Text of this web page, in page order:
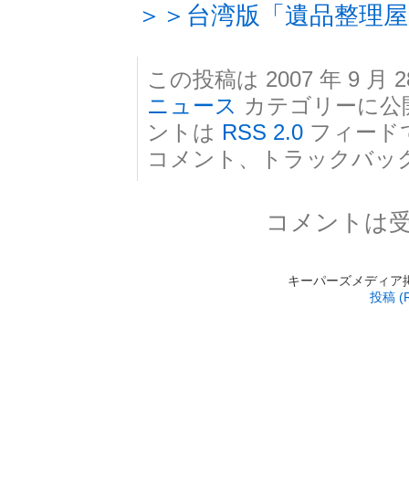
＞＞台湾版「遺品整理
この投稿は 2007 年 9 月
ニュース カテゴリーに
ントは RSS 2.0 フィード
コメント、トラックバッ
コメントは
キーパーズメディ
投稿